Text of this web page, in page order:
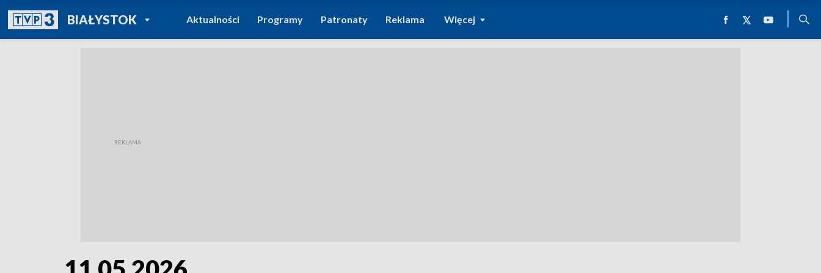
BIAŁYSTOKPOWRÓT DO
TVP REGIONY
Aktualności Programy Patronaty Reklama Więcej